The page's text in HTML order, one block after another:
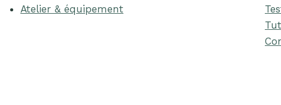
Atelier & équipement